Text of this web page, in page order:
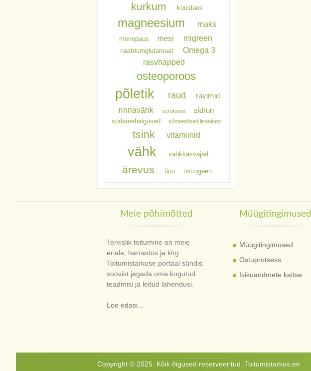
kurkum küüslauk
magneesium maks
menopaus mesi migreen
naatriumglutamaat
Omega 3
rasvhapped
osteoporoos
põletik raud ravimid
rinnavähk serotoniin sidrun
südamehaigused sünteetilised lisaained
tsink vitamiinid
vähk vähkkasvajad
ärevus õun östrogeen
Meie põhimõtted
Tervislik toitumine on meie
eriala, harrastus ja kirg.
Toitumistarkuse portaal sündis
soovist jagada oma kogutud
teadmisi ja leitud lahendusi.
Loe edasi...
Müügitingimused
Müügitingimused
Ostuprotsess
Isikuandmete kaitse
Copyright © 2025. Kõik õigused reserveeritud. Toitumistarkus.ee